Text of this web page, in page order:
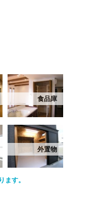
食品庫
外置物
す。